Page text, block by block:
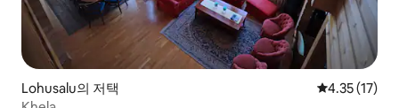
Lohusalu의 저택 평점 4.35점
4.35 (17)